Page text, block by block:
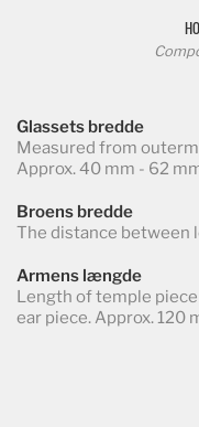
Glassets bredde
Measured from
Approx. 40 mm - 62
Broens bredde
The distance between
Armens længde
Length of temple
ear piece. Approx. 120